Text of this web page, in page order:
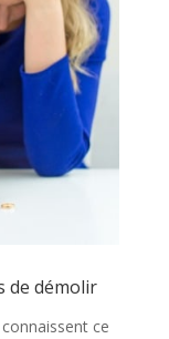
de démolir
ce